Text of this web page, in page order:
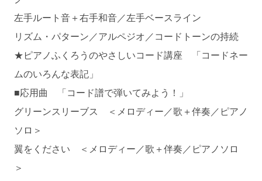
左手ルート音＋右手和音／左手ベースライン
リズム・パターン／アルペジオ／コードトーンの持続
★ピアノふくろうのやさしいコード講座 「コードネー
ムのいろんな表記」
■応用曲 「コード譜で弾いてみよう！」
グリーンスリーブス ＜メロディー／歌＋伴奏／ピアノ
ソロ＞
翼をください ＜メロディー／歌＋伴奏／ピアノソロ
＞